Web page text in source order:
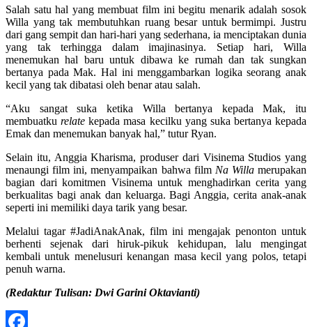
Salah satu hal yang membuat film ini begitu menarik adalah sosok
Willa yang tak membutuhkan ruang besar untuk bermimpi. Justru
dari gang sempit dan hari-hari yang sederhana, ia menciptakan dunia
yang tak terhingga dalam imajinasinya. Setiap hari, Willa
menemukan hal baru untuk dibawa ke rumah dan tak sungkan
bertanya pada Mak. Hal ini menggambarkan logika seorang anak
kecil yang tak dibatasi oleh benar atau salah.
“Aku sangat suka ketika Willa bertanya kepada Mak, itu
membuatkurelate kepada masa kecilku yang suka bertanya kepada
Emak dan menemukan banyak hal,” tutur Ryan.
Selain itu, Anggia Kharisma, produser dari Visinema Studios yang
menaungi film ini, menyampaikan bahwa film Na Willamerupakan
bagian dari komitmen Visinema untuk menghadirkan cerita yang
berkualitas bagi anak dan keluarga. Bagi Anggia, cerita anak-anak
seperti ini memiliki daya tarik yang besar.
Melalui tagar #JadiAnakAnak, film ini mengajak penonton untuk
berhenti sejenak dari hiruk-pikuk kehidupan, lalu mengingat
kembali untuk menelusuri kenangan masa kecil yang polos, tetapi
penuh warna.
(Redaktur Tulisan: Dwi Garini Oktavianti)